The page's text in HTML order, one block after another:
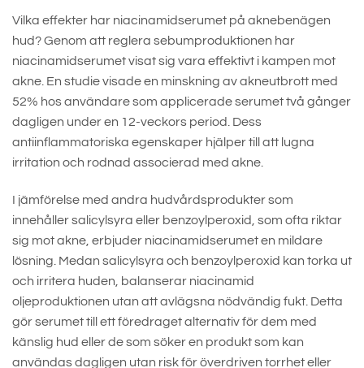
Vilka effekter har niacinamidserumet på aknebenägen
hud? Genom att reglera sebumproduktionen har
niacinamidserumet visat sig vara effektivt i kampen mot
akne. En studie visade en minskning av akneutbrott med
52% hos användare som applicerade serumet två gånger
dagligen under en 12-veckors period. Dess
antiinflammatoriska egenskaper hjälper till att lugna
irritation och rodnad associerad med akne.
I jämförelse med andra hudvårdsprodukter som
innehåller salicylsyra eller benzoylperoxid, som ofta riktar
sig mot akne, erbjuder niacinamidserumet en mildare
lösning. Medan salicylsyra och benzoylperoxid kan torka ut
och irritera huden, balanserar niacinamid
oljeproduktionen utan att avlägsna nödvändig fukt. Detta
gör serumet till ett föredraget alternativ för dem med
känslig hud eller de som söker en produkt som kan
användas dagligen utan risk för överdriven torrhet eller